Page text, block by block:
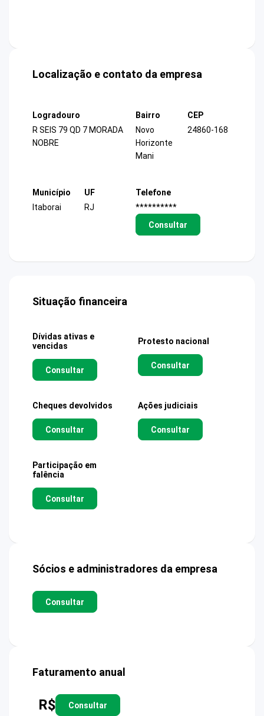
Localização e contato da empresa
Logradouro
R SEIS 79 QD 7 MORADA
NOBRE
Bairro
Novo
Horizonte
Mani
CEP
24860-168
Município
Itaborai
UF
RJ
Telefone
**********
Consultar
Situação financeira
Dívidas ativas e
vencidas
Consultar
Protesto nacional
Consultar
Cheques devolvidos
Consultar
Ações judiciais
Consultar
Participação em
falência
Consultar
Sócios e administradores da empresa
Consultar
Faturamento anual
R$ Consultar